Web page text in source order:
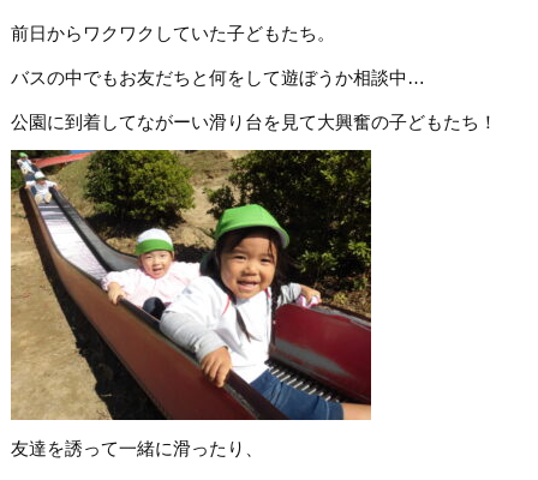
前日からワクワクしていた子どもたち。
バスの中でもお友だちと何をして遊ぼうか相談中…
公園に到着してながーい滑り台を見て大興奮の子どもたち！
友達を誘って一緒に滑ったり、